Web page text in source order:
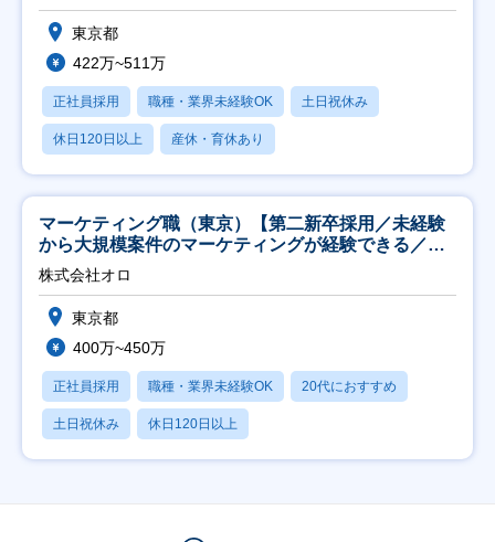
東京都
422万~511万
正社員採用 職種・業界未経験OK 土日祝休み
休日120日以上 産休・育休あり
マーケティング職（東京）【第二新卒採用／未経験
から大規模案件のマーケティングが経験できる／研
修充実】
株式会社オロ
東京都
400万~450万
正社員採用 職種・業界未経験OK 20代におすすめ
土日祝休み 休日120日以上